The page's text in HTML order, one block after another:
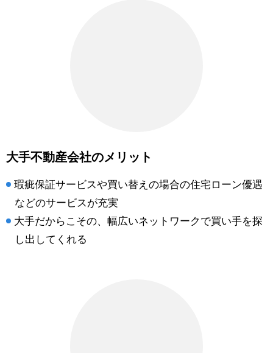
大手不動産会社のメリット
瑕疵保証サービスや買い替えの場合の住宅ローン優遇
などのサービスが充実
大手だからこその、幅広いネットワークで買い手を探
し出してくれる